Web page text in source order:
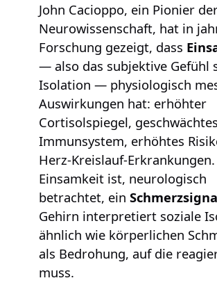
John Cacioppo, ein Pionier
Neurowissenschaft, hat in
Forschung gezeigt, dass
— also das subjektive Gefühl
Isolation — physiologisch
Auswirkungen hat: erhöhter
Cortisolspiegel, geschwächtes
Immunsystem, erhöhtes
Herz-Kreislauf-Erkrankungen.
Einsamkeit ist, neurologisch
betrachtet, ein
Gehirn interpretiert soziale
ähnlich wie körperlichen
als Bedrohung, auf die
muss.